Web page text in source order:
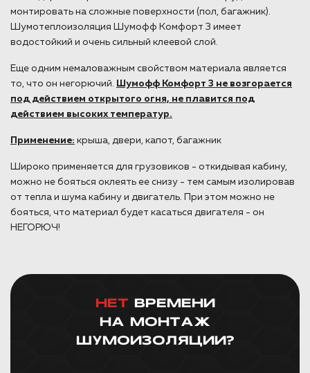
монтировать на сложные поверхности (пол, багажник).
Шумотеплоизоляция Шумофф Комфорт 3 имеет
водостойкий и очень сильный клеевой слой.
Еще одним немаловажным свойством материала является
то, что он негорючий.
Шумофф Комфорт 3 не возгорается
под действием открытого огня, не плавится под
действием высоких температур.
Применение: крыша, двери, капот, багажник
Широко применяется для грузовиков - откидывая кабину,
можно не бояться оклеять ее снизу - тем самым изолировав
от тепла и шума кабину и двигатель. При этом можно не
бояться, что материал будет касаться двигателя - он
НЕГОРЮЧ!
НЕТ ВРЕМЕНИ
НА МОНТАЖ
ШУМОИЗОЛЯЦИИ?